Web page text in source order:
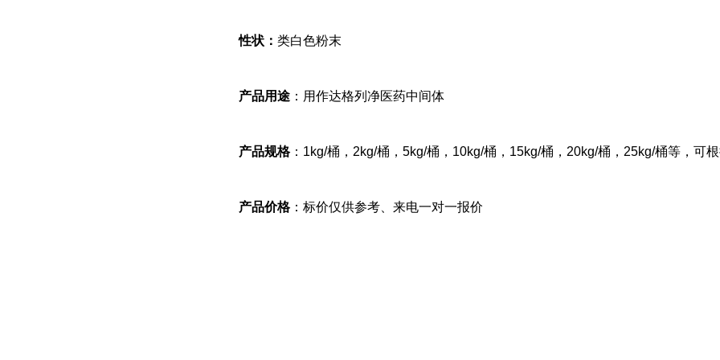
性状： 类白色粉末
产品用途 ：用作达格列净医药中间体
产品规格：1kg/桶，2kg/桶，5kg/桶，10kg/桶，15kg/桶，20kg/桶，25kg/桶等，可
产品价格：标价仅供参考、来电一对一报价